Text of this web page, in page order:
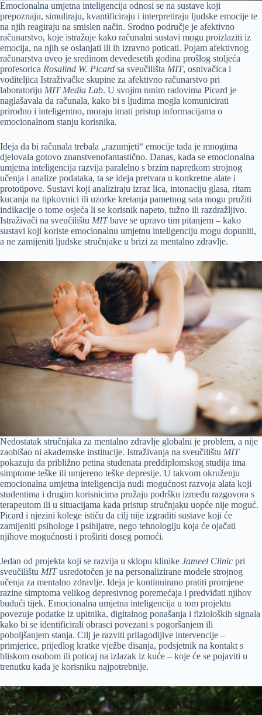
Emocionalna umjetna inteligencija odnosi se na sustave koji
prepoznaju, simuliraju, kvantificiraju i interpretiraju ljudske emocije te
na njih reagiraju na smislen način. Srodno područje je afektivno
računarstvo, koje istražuje kako računalni sustavi mogu proizlaziti iz
emocija, na njih se oslanjati ili ih izravno poticati. Pojam afektivnog
računarstva uveo je sredinom devedesetih godina prošlog stoljeća
profesorica Rosalind W. Picard sa sveučilišta MIT, osnivačica i
voditeljica Istraživačke skupine za afektivno računarstvo pri
laboratoriju MIT Media Lab. U svojim ranim radovima Picard je
naglašavala da računala, kako bi s ljudima mogla komunicirati
prirodno i inteligentno, moraju imati pristup informacijama o
emocionalnom stanju korisnika.
Ideja da bi računala trebala „razumjeti“ emocije tada je mnogima
djelovala gotovo znanstvenofantastično. Danas, kada se emocionalna
umjetna inteligencija razvija paralelno s brzim napretkom strojnog
učenja i analize podataka, ta se ideja pretvara u konkretne alate i
prototipove. Sustavi koji analiziraju izraz lica, intonaciju glasa, ritam
kucanja na tipkovnici ili uzorke kretanja pametnog sata mogu pružiti
indikacije o tome osjeća li se korisnik napeto, tužno ili razdražljivo.
Istraživači na sveučilištu MITbave se upravo tim pitanjem – kako
sustavi koji koriste emocionalnu umjetnu inteligenciju mogu dopuniti,
a ne zamijeniti ljudske stručnjake u brizi za mentalno zdravlje.
Nedostatak stručnjaka za mentalno zdravlje globalni je problem, a nije
zaobišao ni akademske institucije. Istraživanja na sveučilištu MIT
pokazuju da približno petina studenata preddiplomskog studija ima
simptome teške ili umjereno teške depresije. U takvom okruženju
emocionalna umjetna inteligencija nudi mogućnost razvoja alata koji
studentima i drugim korisnicima pružaju podršku između razgovora s
terapeutom ili u situacijama kada pristup stručnjaku uopće nije moguć.
Picard i njezini kolege ističu da cilj nije izgraditi sustave koji će
zamijeniti psihologe i psihijatre, nego tehnologiju koja će ojačati
njihove mogućnosti i proširiti doseg pomoći.
Jedan od projekta koji se razvija u sklopu klinike Jameel Clinic pri
sveučilištu MITusredotočen je na personalizirane modele strojnog
učenja za mentalno zdravlje. Ideja je kontinuirano pratiti promjene
razine simptoma velikog depresivnog poremećaja i predviđati njihov
budući tijek. Emocionalna umjetna inteligencija u tom projektu
povezuje podatke iz upitnika, digitalnog ponašanja i fizioloških signala
kako bi se identificirali obrasci povezani s pogoršanjem ili
poboljšanjem stanja. Cilj je razviti prilagodljive intervencije –
primjerice, prijedlog kratke vježbe disanja, podsjetnik na kontakt s
bliskom osobom ili poticaj na izlazak iz kuće – koje će se pojaviti u
trenutku kada je korisniku najpotrebnije.